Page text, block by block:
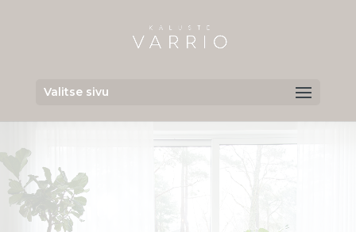
Valitse sivu